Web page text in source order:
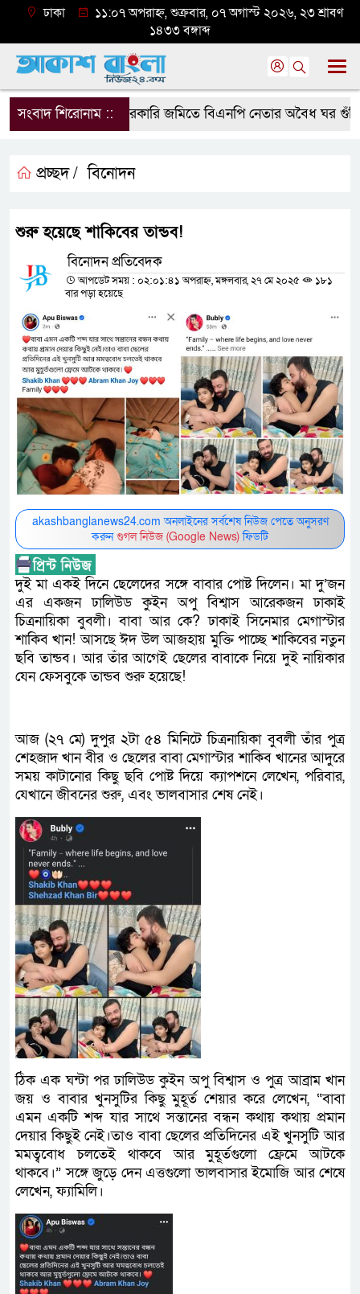
ঢাকা
১১:০৭ অপরাহ্ন, শুক্রবার, ০৭ অগাস্ট ২০২৬, ২৩ শ্রাবণ
১৪৩৩ বঙ্গাব্দ
সংবাদ শিরোনাম ::সরকারি জমিতে বিএনপি নেতার অবৈধ ঘর গুঁড়িয়ে
প্রচ্ছদ / বিনোদন
শুরু হয়েছে শাকিবের তান্ডব!
বিনোদন প্রতিবেদক
আপডেট সময় : ০২:০১:৪১ অপরাহ্ন, মঙ্গলবার, ২৭ মে ২০২৫
১৮১
বার পড়া হয়েছে
akashbanglanews24.com অনলাইনের সর্বশেষ নিউজ পেতে অনুসরণ
করুনগুগল নিউজ (Google News)ফিডটি
দুই মা একই দিনে ছেলেদের সঙ্গে বাবার পোষ্ট দিলেন। মা দু’জন
এর একজন ঢালিউড কুইন অপু বিশ্বাস আরেকজন ঢাকাই
চিত্রনায়িকা বুবলী। বাবা আর কে? ঢাকাই সিনেমার মেগাস্টার
শাকিব খান! আসছে ঈদ উল আজহায় মুক্তি পাচ্ছে শাকিবের নতুন
ছবি তান্ডব। আর তাঁর আগেই ছেলের বাবাকে নিয়ে দুই নায়িকার
যেন ফেসবুকে তান্ডব শুরু হয়েছে!
আজ (২৭ মে) দুপুর ২টা ৫৪ মিনিটে চিত্রনায়িকা বুবলী তাঁর পুত্র
শেহজাদ খান বীর ও ছেলের বাবা মেগাস্টার শাকিব খানের আদুরে
সময় কাটানোর কিছু ছবি পোষ্ট দিয়ে ক্যাপশনে লেখেন, পরিবার,
যেখানে জীবনের শুরু, এবং ভালবাসার শেষ নেই।
ঠিক এক ঘন্টা পর ঢালিউড কুইন অপু বিশ্বাস ও পুত্র আব্রাম খান
জয় ও বাবার খুনসুটির কিছু মুহূর্ত শেয়ার করে লেখেন, “বাবা
এমন একটি শব্দ যার সাথে সন্তানের বন্ধন কথায় কথায় প্রমান
দেয়ার কিছুই নেই।তাও বাবা ছেলের প্রতিদিনের এই খুনসুটি আর
মমত্ববোধ চলতেই থাকবে আর মুহূর্তগুলো ফ্রেমে আটকে
থাকবে।” সঙ্গে জুড়ে দেন এত্তগুলো ভালবাসার ইমোজি আর শেষে
লেখেন, ফ্যামিলি।